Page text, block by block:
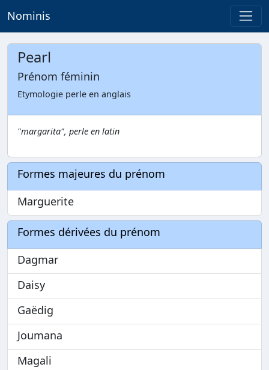
Nominis
Pearl
Prénom féminin
Etymologie perle en anglais
"margarita", perle en latin
Formes majeures du prénom
Marguerite
Formes dérivées du prénom
Dagmar
Daisy
Gaëdig
Joumana
Magali